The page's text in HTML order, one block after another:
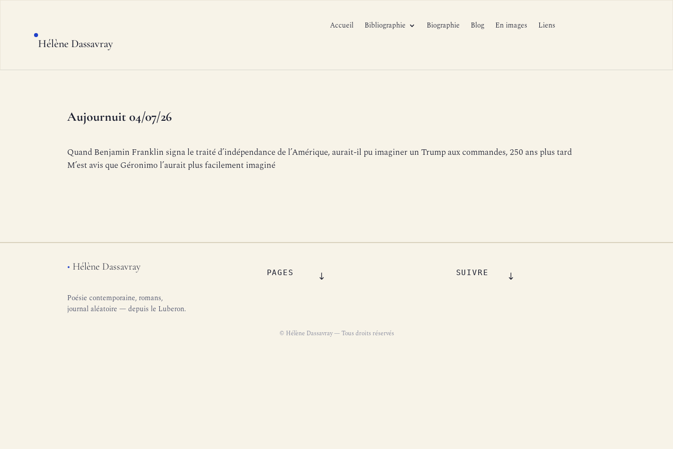
Hélène Dassavray
Accueil Bibliographie Biographie Blog En images Liens
Aujournuit 04/07/26
Quand Benjamin Franklin signa le traité d’indépendance de l’Amérique, aurait-il pu imaginer un Trump aux commandes, 250 ans plus tard
M’est avis que Géronimo l’aurait plus facilement imaginé
• Hélène Dassavray
Poésie contemporaine, romans,
journal aléatoire — depuis le Luberon.
PAGES SUIVRE
© Hélène Dassavray — Tous droits réservés